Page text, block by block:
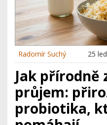
Radomír Suchý 25
Jak přírodně
průjem:
probiotika,